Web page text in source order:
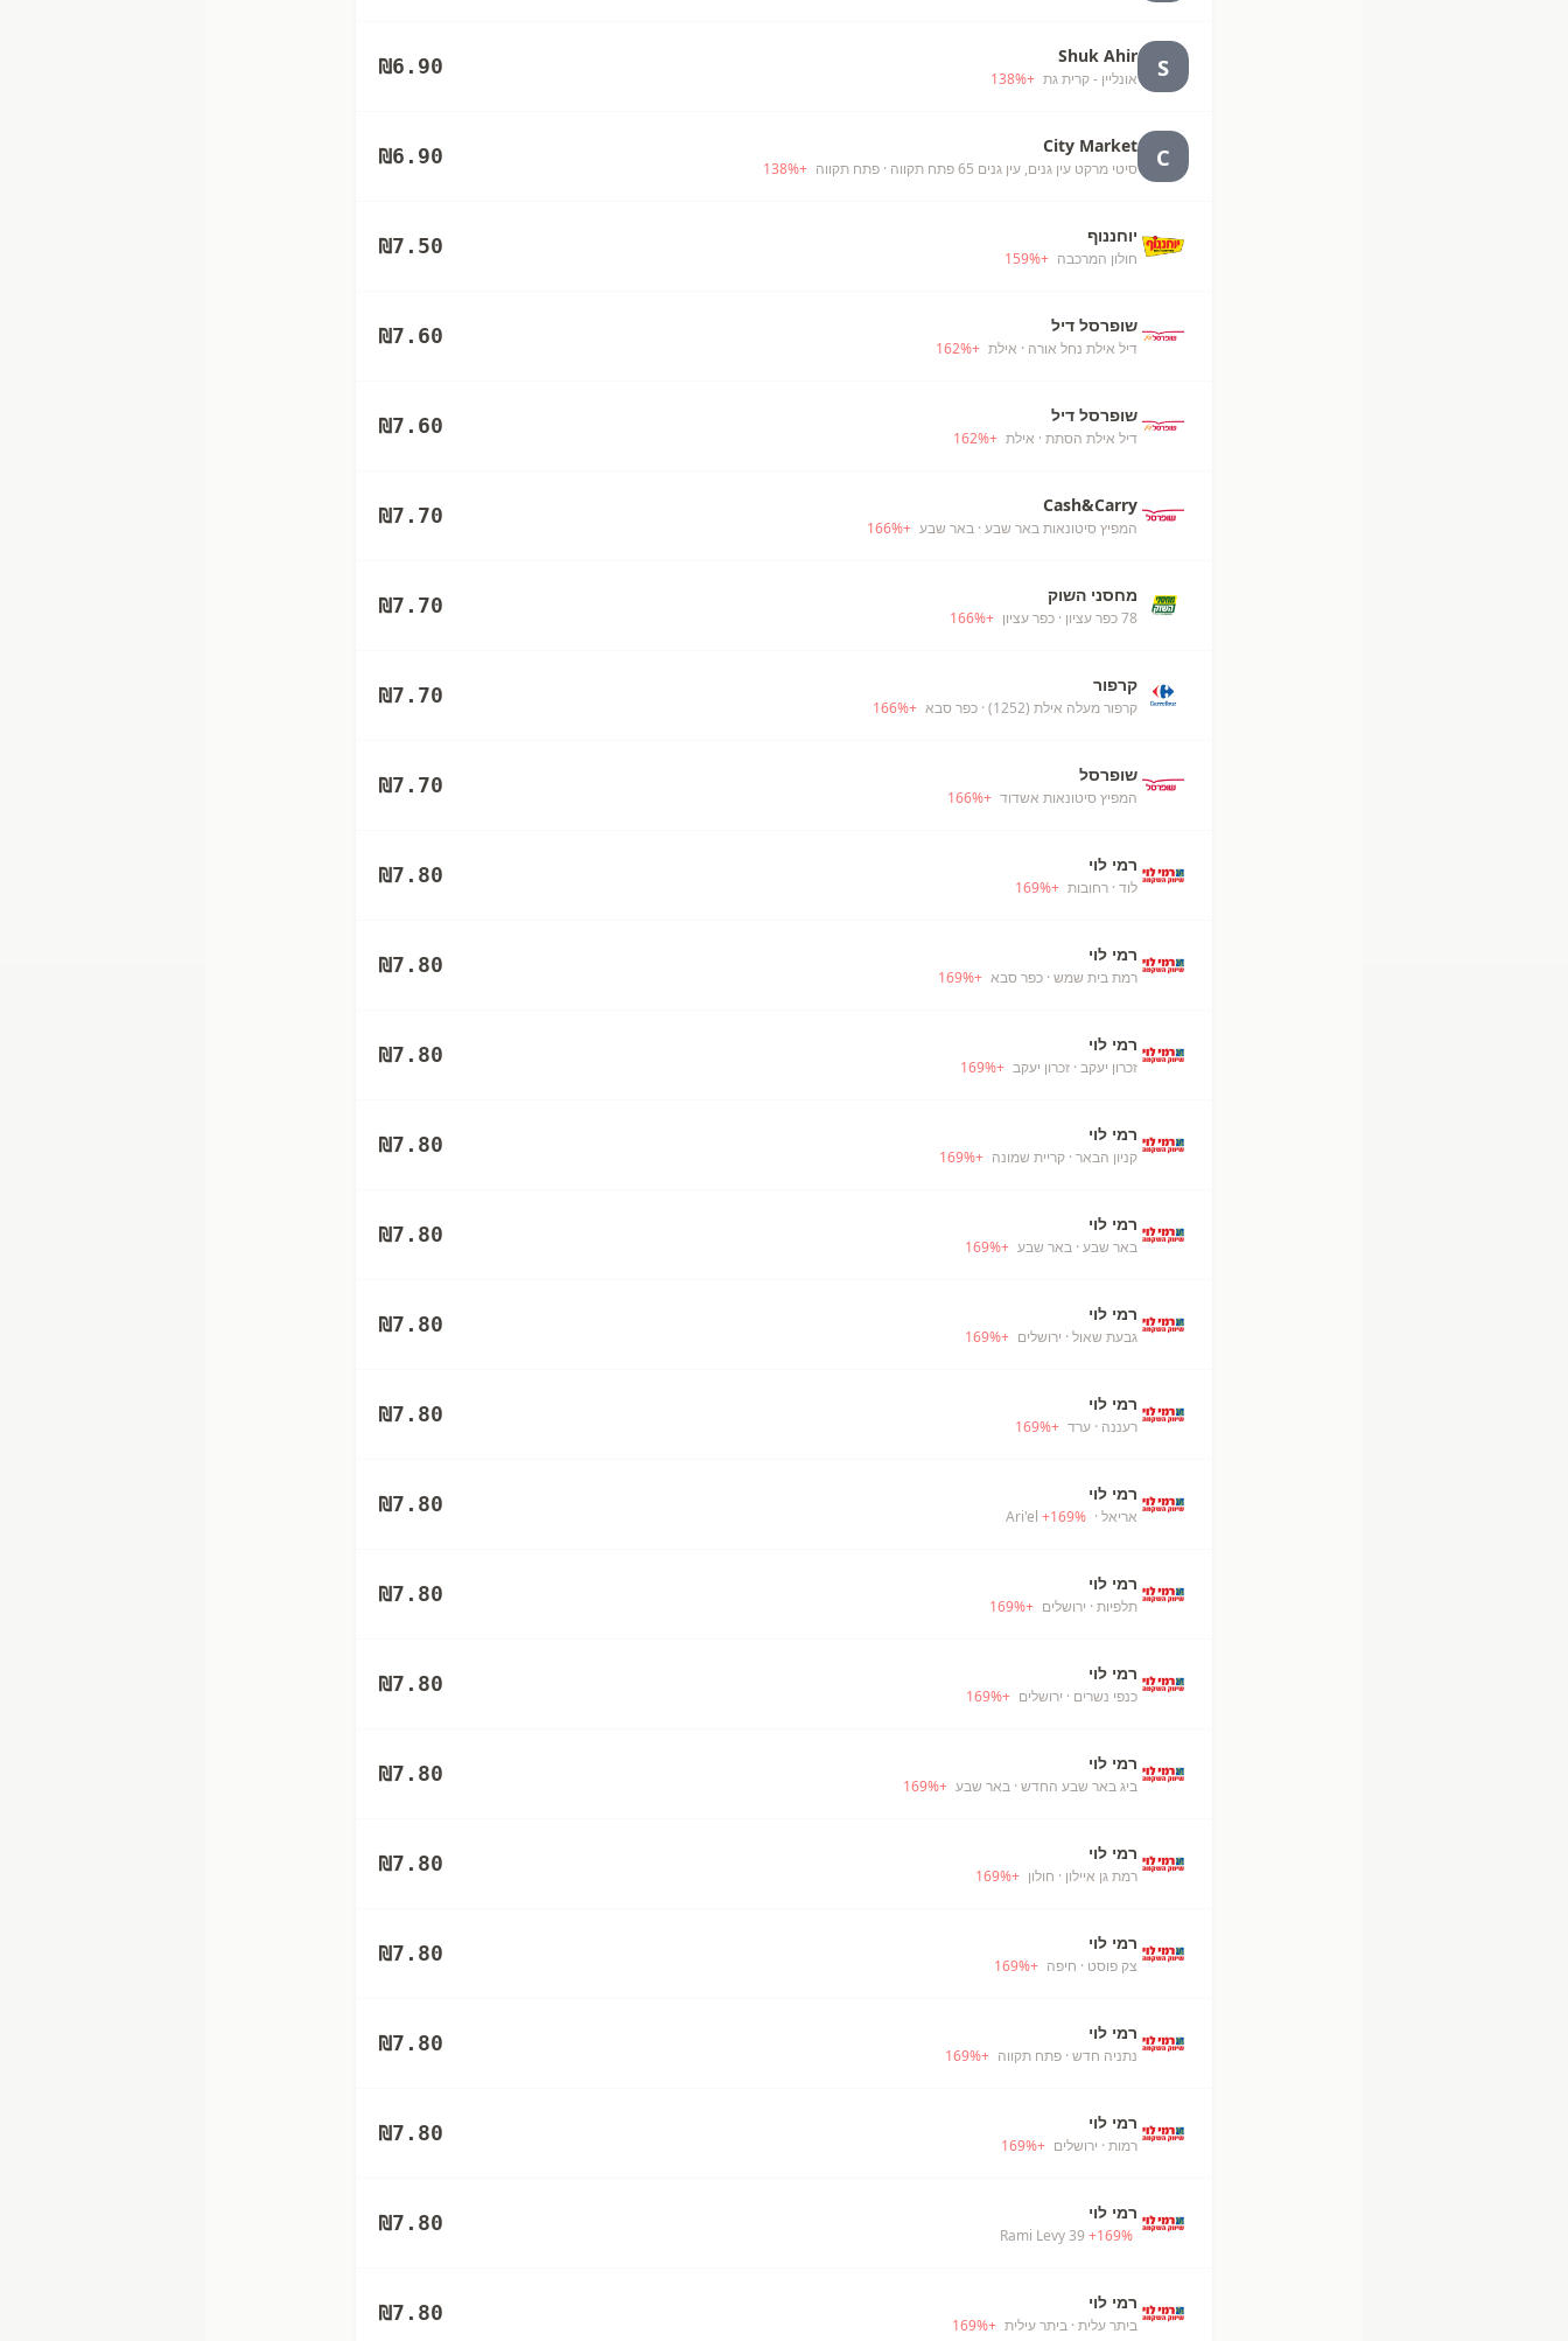
S
Shuk Ahir
אונליין - קרית גת +
138%
₪6.90
C
City Market
סיטי מרקט עין גנים, עין גנים 65 פתח תקווה · פתח תקווה +
138%
₪6.90
יוחננוף
חולון המרכבה +
159%
₪7.50
שופרסל דיל
דיל אילת נחל אורה · אילת +
162%
₪7.60
שופרסל דיל
דיל אילת הסתת · אילת +
162%
₪7.60
Cash&Carry
המפיץ סיטונאות באר שבע · באר שבע +
166%
₪7.70
מחסני השוק
78 כפר עציון · כפר עציון +
166%
₪7.70
קרפור
קרפור מעלה אילת (1252) · כפר סבא +
166%
₪7.70
שופרסל
המפיץ סיטונאות אשדוד +
166%
₪7.70
רמי לוי
לוד · רחובות +
169%
₪7.80
רמי לוי
רמת בית שמש · כפר סבא +
169%
₪7.80
רמי לוי
זכרון יעקב · זכרון יעקב +
169%
₪7.80
רמי לוי
קניון הבאר · קריית שמונה +
169%
₪7.80
רמי לוי
באר שבע · באר שבע +
169%
₪7.80
רמי לוי
גבעת שאול · ירושלים +
169%
₪7.80
רמי לוי
רעננה · ערד +
169%
₪7.80
רמי לוי
אריאל · Ari'el
+169%
₪7.80
רמי לוי
תלפיות · ירושלים +
169%
₪7.80
רמי לוי
כנפי נשרים · ירושלים +
169%
₪7.80
רמי לוי
ביג באר שבע החדש · באר שבע +
169%
₪7.80
רמי לוי
רמת גן איילון · חולון +
169%
₪7.80
רמי לוי
צק פוסט · חיפה +
169%
₪7.80
רמי לוי
נתניה חדש · פתח תקווה +
169%
₪7.80
רמי לוי
רמות · ירושלים +
169%
₪7.80
רמי לוי
Rami Levy 39 +169%
₪7.80
רמי לוי
ביתר עלית · ביתר עילית +
169%
₪7.80